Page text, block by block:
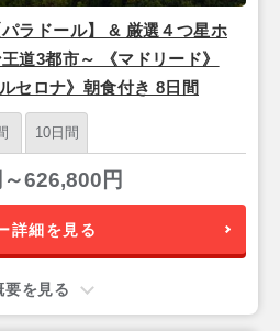
ラドール】 & 厳選４つ星ホ
道3都市～ 《マドリード》
セロナ》朝食付き 8日間
10日間
626,800円
詳細を見る
要を見る